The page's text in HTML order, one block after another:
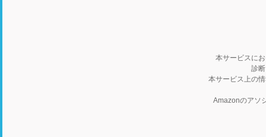
本サービスに
診
本サービス上の
Amazonのアソ